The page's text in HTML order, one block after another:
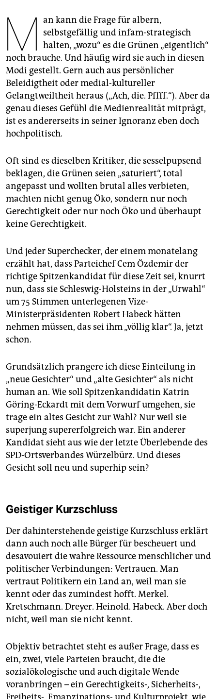
abo
genossenschaft
epaper login
M an kann die Frage für albern,
selbstgefällig und infam-strategisch
halten, „wozu“ es die Grünen „eigentlich“
noch brauche. Und häufig wird sie auch in diesen
Modi gestellt. Gern auch aus persönlicher
Beleidigtheit oder medial-kultureller
Gelangtweiltheit heraus („Ach, die. Pffff.“). Aber da
genau dieses Gefühl die Medienrealität mitprägt,
ist es andererseits in seiner Ignoranz eben doch
hochpolitisch.
Oft sind es dieselben Kritiker, die sesselpupsend
beklagen, die Grünen seien „saturiert“, total
angepasst und wollten brutal alles verbieten,
machten nicht genug Öko, sondern nur noch
Gerechtigkeit oder nur noch Öko und überhaupt
keine Gerechtigkeit.
Und jeder Superchecker, der einem monatelang
erzählt hat, dass Parteichef Cem Özdemir der
richtige Spitzenkandidat für diese Zeit sei, knurrt
nun, dass sie Schleswig-Holsteins in der „Urwahl“
um 75 Stimmen unterlegenen Vize-
Ministerpräsidenten Robert Habeck hätten
nehmen müssen, das sei ihm „völlig klar“. Ja, jetzt
schon.
Grundsätzlich prangere ich diese Einteilung in
„neue Gesichter“ und „alte Gesichter“ als nicht
human an. Wie soll Spitzenkandidatin Katrin
Göring-Eckardt mit dem Vorwurf umgehen, sie
trage ein altes Gesicht zur Wahl? Nur weil sie
superjung supererfolgreich war. Ein anderer
Kandidat sieht aus wie der letzte Überlebende des
SPD-Ortsverbandes Würzelbürz. Und dieses
Gesicht soll neu und superhip sein?
Geistiger Kurzschluss
Der dahinterstehende geistige Kurzschluss erklärt
dann auch noch alle Bürger für bescheuert und
desavouiert die wahre Ressource menschlicher und
politischer Verbindungen: Vertrauen. Man
vertraut Politikern ein Land an, weil man sie
kennt oder das zumindest hofft. Merkel.
Kretschmann. Dreyer. Heinold. Habeck. Aber doch
nicht, weil man sie nicht kennt.
Objektiv betrachtet steht es außer Frage, dass es
ein, zwei, viele Parteien braucht, die die
sozialökologische und auch digitale Wende
voranbringen – ein Gerechtigkeits-, Sicherheits-,